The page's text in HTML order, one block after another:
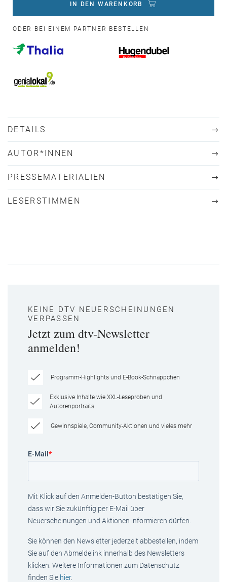
IN DEN WARENKORB
ODER BEI EINEM PARTNER BESTELLEN
DETAILS
AUTOR*INNEN
PRESSEMATERIALIEN
LESERSTIMMEN
KEINE DTV NEUERSCHEINUNGEN
VERPASSEN
Jetzt zum dtv-Newsletter
anmelden!
Programm-Highlights und E-Book-Schnäppchen
Exklusive Inhalte wie XXL-Leseproben und
Autorenportraits
Gewinnspiele, Community-Aktionen und vieles mehr
E-Mail *
Mit Klick auf den Anmelden-Button bestätigen Sie,
dass wir Sie zukünftig per E-Mail über
Neuerscheinungen und Aktionen informieren dürfen.
Sie können den Newsletter jederzeit abbestellen, indem
Sie auf den Abmeldelink innerhalb des Newsletters
klicken. Weitere Informationen zum Datenschutz
finden Sie hier.